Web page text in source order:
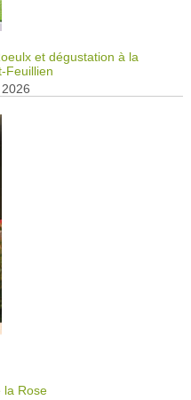
et dégustation à la
Feuillien
la Rose